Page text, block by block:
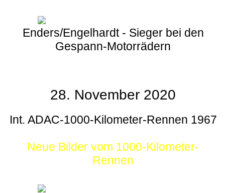
Enders/Engelhardt - Sieger bei den
Gespann-Motorrädern
28. November 2020
Int. ADAC-1000-Kilometer-Rennen 1967
Neue Bilder vom 1000-Kilometer-
Rennen